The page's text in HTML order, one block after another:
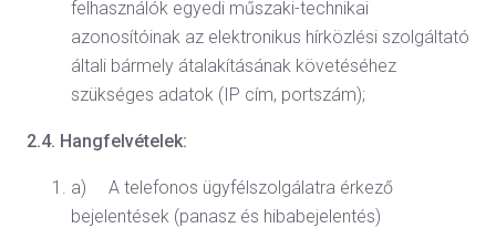
felhasználók egyedi műszaki-technikai
azonosítóinak az elektronikus hírközlési szolgáltató
általi bármely átalakításának követéséhez
szükséges adatok (IP cím, portszám);
2.4. Hangfelvételek:
a) A telefonos ügyfélszolgálatra érkező
bejelentések (panasz és hibabejelentés)